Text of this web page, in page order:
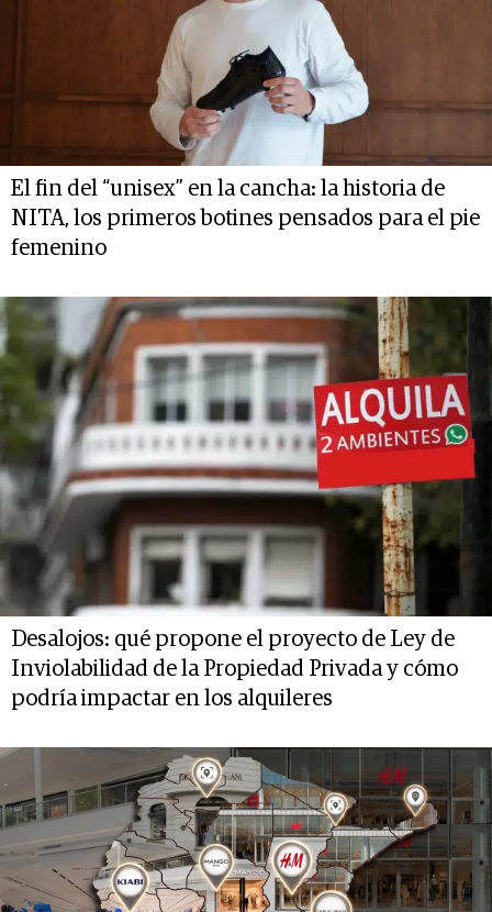
El fin del “unisex” en la cancha: la historia de
NITA, los primeros botines pensados para el pie
femenino
Desalojos: qué propone el proyecto de Ley de
Inviolabilidad de la Propiedad Privada y cómo
podría impactar en los alquileres